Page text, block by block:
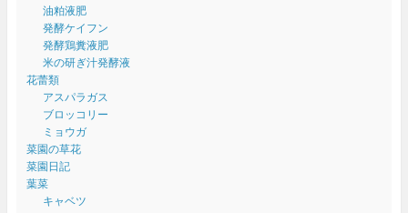
油粕液肥
発酵ケイフン
発酵鶏糞液肥
米の研ぎ汁発酵液
花蕾類
アスパラガス
ブロッコリー
ミョウガ
菜園の草花
菜園日記
葉菜
キャベツ